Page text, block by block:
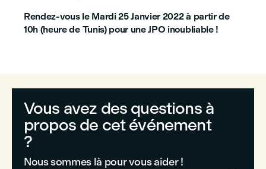
Rendez-vous le Mardi 25 Janvier 2022 à partir de
10h (heure de Tunis) pour une JPO inoubliable !
Vous avez des questions à
propos de cet événement
?
Nous sommes là pour vous aider !